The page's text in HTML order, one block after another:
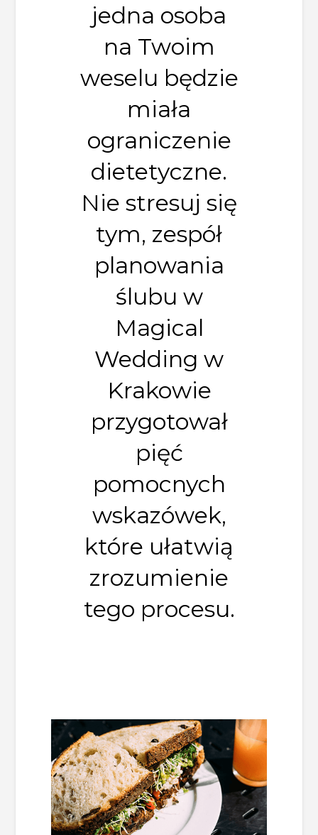
jedna osoba
na Twoim
weselu będzie
miała
ograniczenie
dietetyczne.
Nie stresuj się
tym, zespół
planowania
ślubu w
Magical
Wedding w
Krakowie
przygotował
pięć
pomocnych
wskazówek,
które ułatwią
zrozumienie
tego procesu.